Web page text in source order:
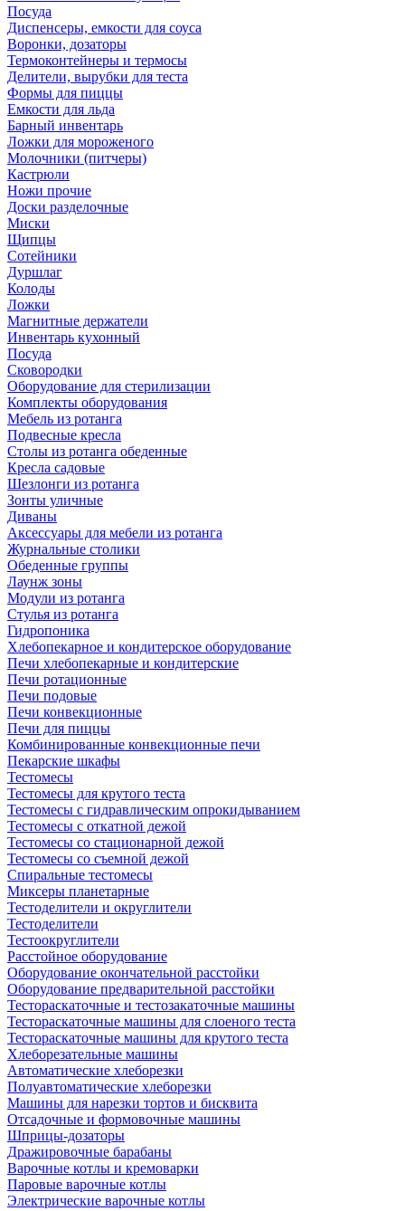
Посуда
Диспенсеры, емкости для соуса
Воронки, дозаторы
Термоконтейнеры и термосы
Делители, вырубки для теста
Формы для пиццы
Емкости для льда
Барный инвентарь
Ложки для мороженого
Молочники (питчеры)
Кастрюли
Ножи прочие
Доски разделочные
Миски
Щипцы
Сотейники
Дуршлаг
Колоды
Ложки
Магнитные держатели
Инвентарь кухонный
Посуда
Сковородки
Оборудование для стерилизации
Комплекты оборудования
Мебель из ротанга
Подвесные кресла
Столы из ротанга обеденные
Кресла садовые
Шезлонги из ротанга
Зонты уличные
Диваны
Аксессуары для мебели из ротанга
Журнальные столики
Обеденные группы
Лаунж зоны
Модули из ротанга
Стулья из ротанга
Гидропоника
Хлебопекарное и кондитерское оборудование
Печи хлебопекарные и кондитерские
Печи ротационные
Печи подовые
Печи конвекционные
Печи для пиццы
Комбинированные конвекционные печи
Пекарские шкафы
Тестомесы
Тестомесы для крутого теста
Тестомесы с гидравлическим опрокидыванием
Тестомесы с откатной дежой
Тестомесы со стационарной дежой
Тестомесы со съемной дежой
Спиральные тестомесы
Миксеры планетарные
Тестоделители и округлители
Тестоделители
Тестоокруглители
Расстойное оборудование
Оборудование окончательной расстойки
Оборудование предварительной расстойки
Тестораскаточные и тестозакаточные машины
Тестораскаточные машины для слоеного теста
Тестораскаточные машины для крутого теста
Хлеборезательные машины
Автоматические хлеборезки
Полуавтоматические хлеборезки
Машины для нарезки тортов и бисквита
Отсадочные и формовочные машины
Шприцы-дозаторы
Дражировочные барабаны
Варочные котлы и кремоварки
Паровые варочные котлы
Электрические варочные котлы